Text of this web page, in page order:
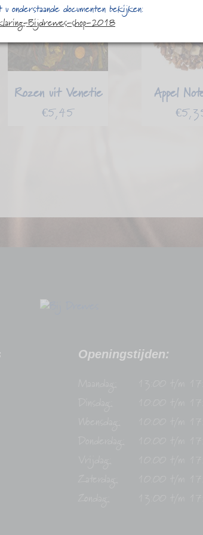
Rozen uit Venetie
€5,45
Appel
€
Openingstijden:
onderstaande documenten bekijken:
Bijdrewes-shop-2018